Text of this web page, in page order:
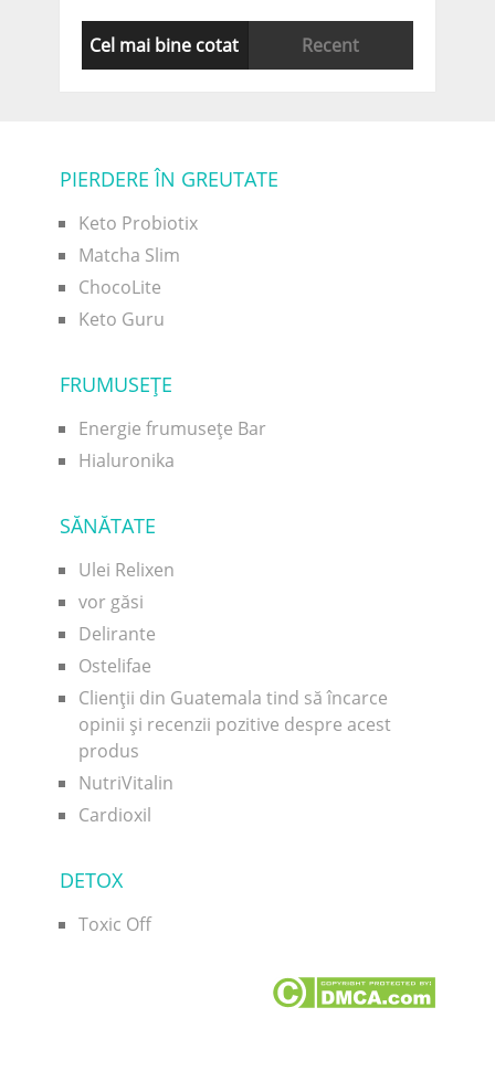
Cel mai bine cotat Recent
PIERDERE ÎN GREUTATE
Keto Probiotix
Matcha Slim
ChocoLite
Keto Guru
FRUMUSEŢE
Energie frumusețe Bar
Hialuronika
SĂNĂTATE
Ulei Relixen
vor găsi
Delirante
Ostelifae
Clienții din Guatemala tind să încarce
opinii și recenzii pozitive despre acest
produs
NutriVitalin
Cardioxil
DETOX
Toxic Off